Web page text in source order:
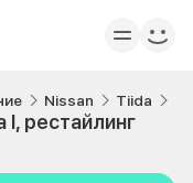
Nissan Tiida
I, рестайлинг